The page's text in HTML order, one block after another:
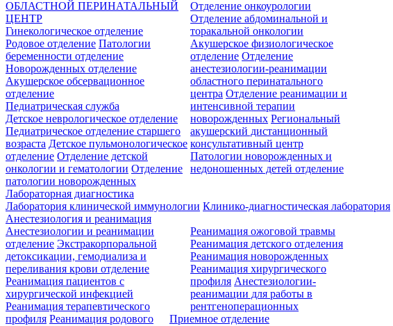
Отделение онкоурологии
Отделение абдоминальной и
торакальной онкологии
ОБЛАСТНОЙ ПЕРИНАТАЛЬНЫЙ
ЦЕНТР
Гинекологическое отделение
Родовое отделение Патологии
беременности отделение
Новорожденных отделение
Акушерское обсервационное
отделение
Акушерское физиологическое
отделение Отделение
анестезиологии-реанимации
областного перинатального
центра Отделение реанимации и
интенсивной терапии
новорожденных Региональный
акушерский дистанционный
консультативный центр
Патологии новорожденных и
недоношенных детей отделение
Педиатрическая служба
Детское неврологическое отделение
Педиатрическое отделение старшего
возраста Детское пульмонологическое
отделение Отделение детской
онкологии и гематологии Отделение
патологии новорожденных
Лабораторная диагностика
Лаборатория клинической иммунологии Клинико-диагностическая лаборатория
Анестезиология и реанимация
Анестезиологии и реанимации
отделение Экстракорпоральной
детоксикации, гемодиализа и
переливания крови отделение
Реанимация пациентов с
хирургической инфекцией
Реанимация терапевтического
профиля Реанимация родового
Реанимация ожоговой травмы
Реанимация детского отделения
Реанимация новорожденных
Реанимация хирургического
профиля Анестезиологии-
реанимации для работы в
рентгеноперационных
Приемное отделение